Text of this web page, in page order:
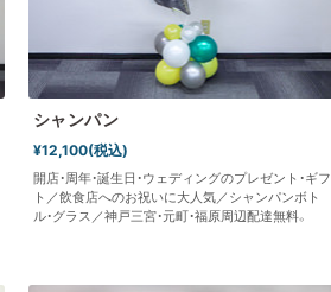
シャンパン
¥12,100(税込)
開店・周年・誕生日・ウェディングのプレゼント・ギフ
ト／飲食店へのお祝いに大人気／シャンパンボト
ル・グラス／神戸三宮・元町・福原周辺配達無料。